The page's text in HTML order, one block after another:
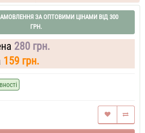
ЗА ОПТОВИМИ ЦІНАМИ ВІД 300
ГРН.
280 грн.
159 грн.